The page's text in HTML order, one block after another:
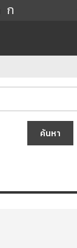
ก
ค้นหา